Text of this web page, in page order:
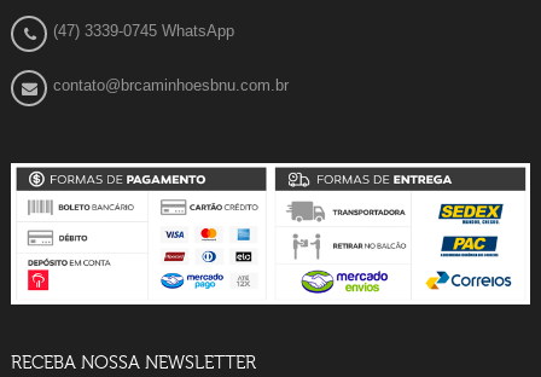
(47) 3339-0745 WhatsApp
contato@brcaminhoesbnu.com.br
RECEBA NOSSA NEWSLETTER